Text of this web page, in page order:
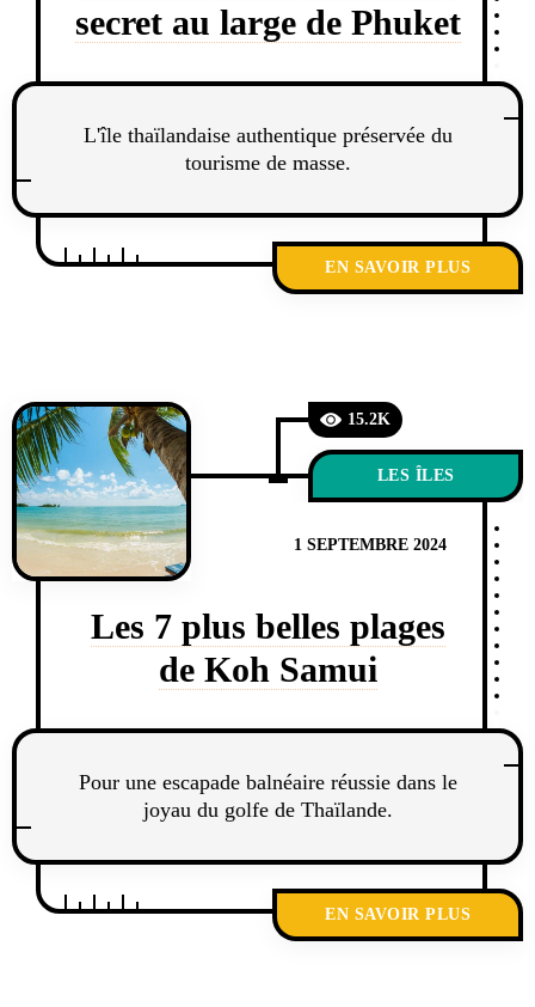
secret au large de Phuket
L'île thaïlandaise authentique préservée du
tourisme de masse.
EN SAVOIR PLUS
15.2K
LES ÎLES
1 SEPTEMBRE 2024
Les 7 plus belles plages
de Koh Samui
Pour une escapade balnéaire réussie dans le
joyau du golfe de Thaïlande.
EN SAVOIR PLUS